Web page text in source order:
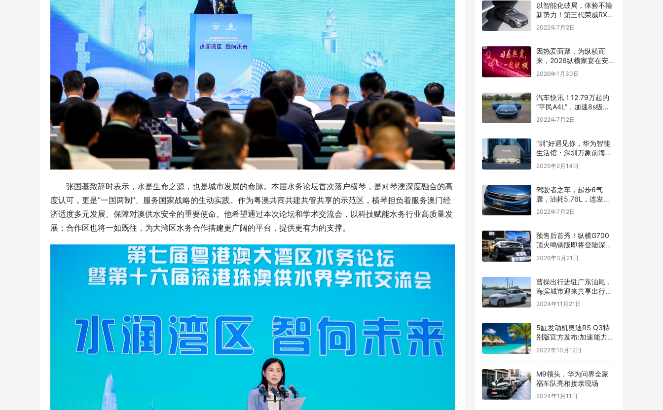
张国基致辞时表示，水是生命之源，也是城市发展的命脉。本届水务论坛首次落户横琴，是对琴澳深度融合的高
度认可，更是“一国两制”、服务国家战略的生动实践。作为粤澳共商共建共管共享的示范区，横琴担负着服务澳门经
济适度多元发展、保障对澳供水安全的重要使命。他希望通过本次论坛和学术交流会，以科技赋能水务行业高质量发
展；合作区也将一如既往，为大湾区水务合作搭建更广阔的平台，提供更有力的支撑。
以智能化破局，体验不输
新势力！第三代荣威RX5
有很高的期待
2022年7月2日
因热爱而聚，为纵横而
来，2026纵横家宴在安徽
芜湖温情落幕
2026年1月30日
汽车快讯！12.79万起的
“平民A4L”，加速8s级，
一公里五毛钱，上市就锁
定爆款
2022年7月2日
“圳”好遇见你，华为智能
生活馆・深圳万象前海店
盛大开业，邂逅浪漫科技
2025年2月14日
驾驶者之车，起步6气
囊，油耗5.76L，连发动
机都是顶级水平——汽车
2022年7月2日
预售后首秀！纵横G700
顶火鸣镝版即将登陆深圳
改装车展
2026年3月21日
曹操出行进驻广东汕尾，
海滨城市迎来共享出行好
服务
2024年11月21日
5缸发动机奥迪RS Q3特
别版官方发布:加速能力堪
比超跑
2022年10月12日
M9领头，华为问界全家
福车队亮相接亲现场
2024年1月11日